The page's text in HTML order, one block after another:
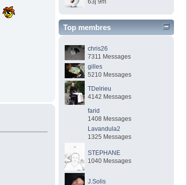
63j 9m
Top membres
chris26
7311 Messages
gilles
5210 Messages
TDelrieu
4142 Messages
farid
1408 Messages
Lavandula2
1325 Messages
STEPHANE
1040 Messages
J.Solis